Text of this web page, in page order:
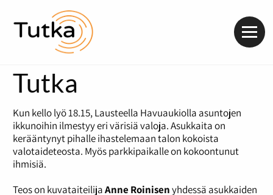
Tutka
Kun kello lyö 18.15, Lausteella Havuaukiolla asuntojen
ikkunoihin ilmestyy eri värisiä valoja. Asukkaita on
kerääntynyt pihalle ihastelemaan talon kokoista
valotaideteosta. Myös parkkipaikalle on kokoontunut
ihmisiä.
Teos on kuvataiteilijaAnne Roinisenyhdessä asukkaiden